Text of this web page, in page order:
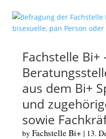
Fachstelle Bi+
aus dem Bi+
und
sowie
by Fachstelle Bi+ | 13.